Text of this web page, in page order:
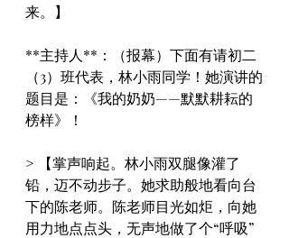
来。】
**主持人**：（报幕）下面有请初二
（3）班代表，林小雨同学！她演讲的
题目是：《我的奶奶——默默耕耘的
榜样》！
> 【掌声响起。林小雨双腿像灌了
铅，迈不动步子。她求助般地看向台
下的陈老师。陈老师目光如炬，向她
用力地点点头，无声地做了个“呼吸”